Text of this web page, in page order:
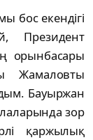
бос екендігі
Президент
орынбасары
Жамаловты
Бауыржан
зор
қаржылық